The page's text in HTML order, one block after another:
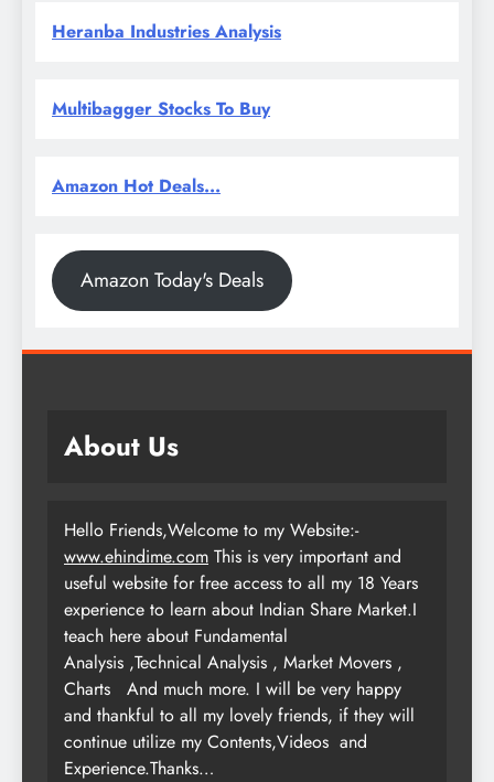
Heranba Industries Analysis
Multibagger Stocks To Buy
Amazon Hot Deals...
Amazon Today's Deals
About Us
Hello Friends,Welcome to my Website:-
www.ehindime.com This is very important and
useful website for free access to all my 18 Years
experience to learn about Indian Share Market.I
teach here about Fundamental
Analysis ,Technical Analysis , Market Movers ,
Charts
And much more. I will be very happy
and thankful to all my lovely friends, if they will
continue utilize my Contents,Videos and
Experience.Thanks…